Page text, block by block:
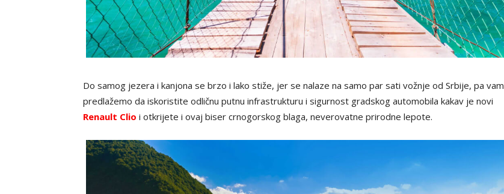
Do samog jezera i kanjona se brzo i lako stiže, jer se nalaze na samo par sati vožnje od Srbije, pa vam
predlažemo da iskoristite odličnu putnu infrastrukturu i sigurnost gradskog automobila kakav je novi
Renault Clio i otkrijete i ovaj biser crnogorskog blaga, neverovatne prirodne lepote.